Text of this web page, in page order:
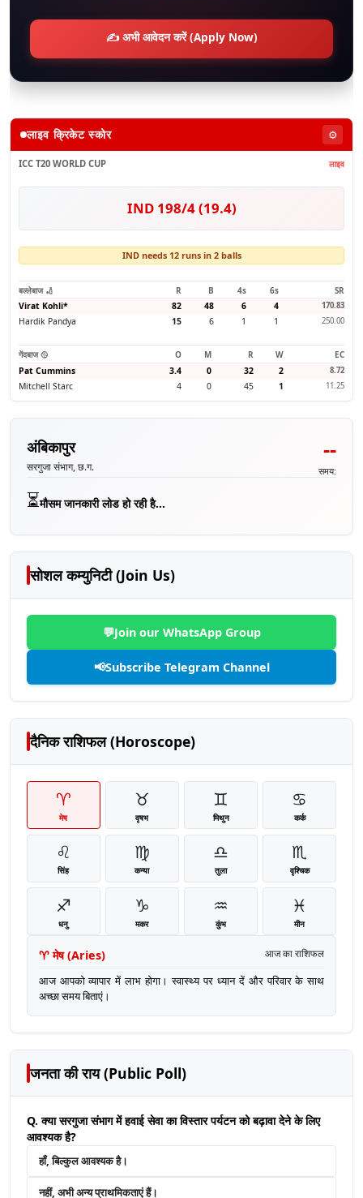
✍️ अभी आवेदन करें (Apply Now)
लाइव क्रिकेट स्कोर ⚙️
ICC T20 WORLD CUP लाइव
IND 198/4 (19.4)
IND needs 12 runs in 2 balls
बल्लेबाज 🏏 R B 4s 6s
SR
Virat Kohli* 82 48 6 4 170.83
Hardik Pandya 15 6 1 1 250.00
गेंदबाज 🥎 O M R W
EC
Pat Cummins
3.4 0 32 2 8.72
Mitchell Starc 4 0 45 1 11.25
अंबिकापुर
सरगुजा संभाग, छ.ग.
--
समय:
⏳मौसम जानकारी लोड हो रही है...
सोशल कम्युनिटी (Join Us)
💬Join our WhatsApp Group
📢Subscribe Telegram Channel
दैनिक राशिफल (Horoscope)
♈
मेष
♉
वृषभ
♊
मिथुन
♋
कर्क
♌
सिंह
♍
कन्या
♎
तुला
♏
वृश्चिक
♐
धनु
♑
मकर
♒
कुंभ
♓
मीन
♈ मेष(Aries) आज का राशिफल
आज आपको व्यापार में लाभ होगा। स्वास्थ्य पर ध्यान दें और परिवार के साथ
अच्छा समय बिताएं।
जनता की राय (Public Poll)
Q. क्या सरगुजा संभाग में हवाई सेवा का विस्तार पर्यटन को बढ़ावा देने के लिए
आवश्यक है?
हाँ, बिल्कुल आवश्यक है।
नहीं, अभी अन्य प्राथमिकताएं हैं।